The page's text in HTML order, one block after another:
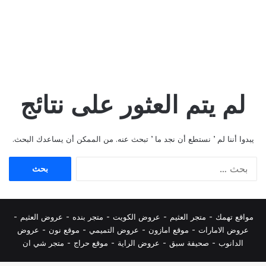
لم يتم العثور على نتائج
يبدوا أننا لم ’ نستطع أن نجد ما ’ تبحث عنه. من الممكن أن يساعدك البحث.
مواقع تهمك - متجر العثيم - عروض الكويت - متجر بنده - عروض العثيم -
عروض الامارات - موقع امازون - عروض التميمي - موقع نون - عروض
الدانوب - صحيفة سبق - عروض الراية - موقع حراج - متجر شي ان